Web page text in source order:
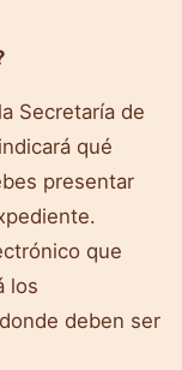
Secretaría de
qué
presentar
que
los
deben ser